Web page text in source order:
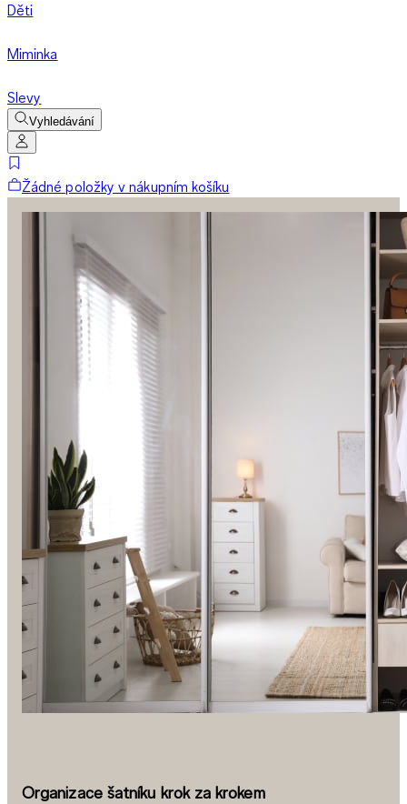
Děti
Miminka
Slevy
Vyhledávání
Žádné položky v nákupním košíku
Organizace šatníku krok za krokem